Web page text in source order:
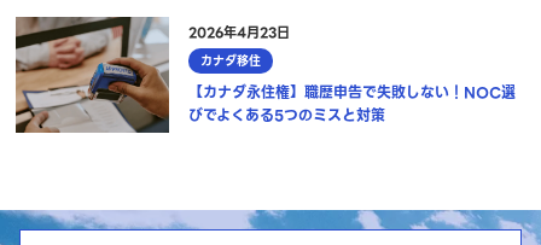
2026年4月23日
カナダ移住
【カナダ永住権】職歴申告で失敗しない！NOC選
びでよくある5つのミスと対策